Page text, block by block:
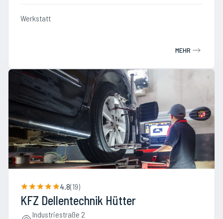
Werkstatt
MEHR
4.8(19)
KFZ Dellentechnik Hütter
Industriestraße 2